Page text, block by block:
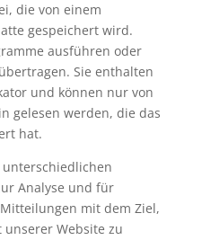
die von einem
gespeichert wird.
ausführen oder
Sie enthalten
und können nur von
gelesen werden, die das
hat.
unterschiedlichen
Analyse und für
mit dem Ziel,
Website zu